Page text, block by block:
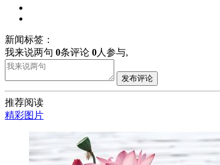
新闻标签：
我来说两句 0条评论 0人参与,
发布评论
推荐阅读